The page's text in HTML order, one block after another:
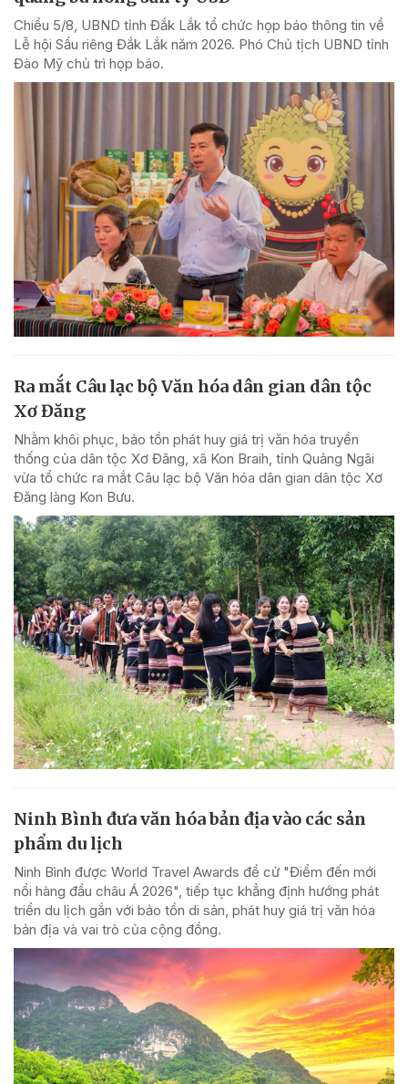
Chiều 5/8, UBND tỉnh Đắk Lắk tổ chức họp báo thông tin về
Lễ hội Sầu riêng Đắk Lắk năm 2026. Phó Chủ tịch UBND tỉnh
Đào Mỹ chủ trì họp báo.
Ra mắt Câu lạc bộ Văn hóa dân gian dân tộc
Xơ Đăng
Nhằm khôi phục, bảo tồn phát huy giá trị văn hóa truyền
thống của dân tộc Xơ Đăng, xã Kon Braih, tỉnh Quảng Ngãi
vừa tổ chức ra mắt Câu lạc bộ Văn hóa dân gian dân tộc Xơ
Đăng làng Kon Bưu.
Ninh Bình đưa văn hóa bản địa vào các sản
phẩm du lịch
Ninh Bình được World Travel Awards đề cử "Điểm đến mới
nổi hàng đầu châu Á 2026", tiếp tục khẳng định hướng phát
triển du lịch gắn với bảo tồn di sản, phát huy giá trị văn hóa
bản địa và vai trò của cộng đồng.